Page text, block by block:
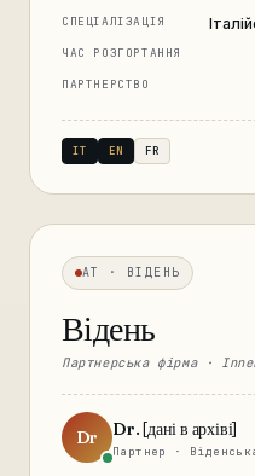
СПЕЦІАЛІЗАЦІЯ
ЧАС РОЗГОРТАННЯ
ПАРТНЕРСТВО
IT EN FR
AT · ВІДЕНЬ
Відень
Партнерська фірма ·
Dr Dr. [дані в архіві]
Партнер ·